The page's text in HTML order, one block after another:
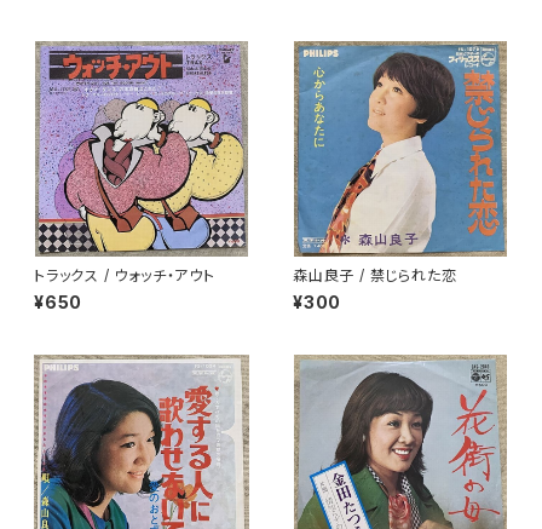
トラックス / ウォッチ・アウト
¥650
森山良子 / 禁じられた恋
¥300